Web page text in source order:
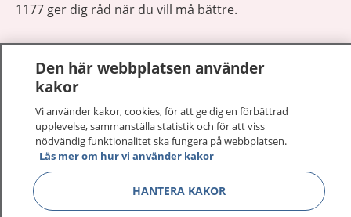
1177 ger dig råd när du vill må bättre.
1177 på flera språk
Om 1177
Kontakt Visa
Den här webbplatsen använder
kakor
Vi använder kakor, cookies, för att ge dig en förbättrad
upplevelse, sammanställa statistik och för att viss
nödvändig funktionalitet ska fungera på webbplatsen.
Läs mer om hur vi använder kakor
HANTERA KAKOR